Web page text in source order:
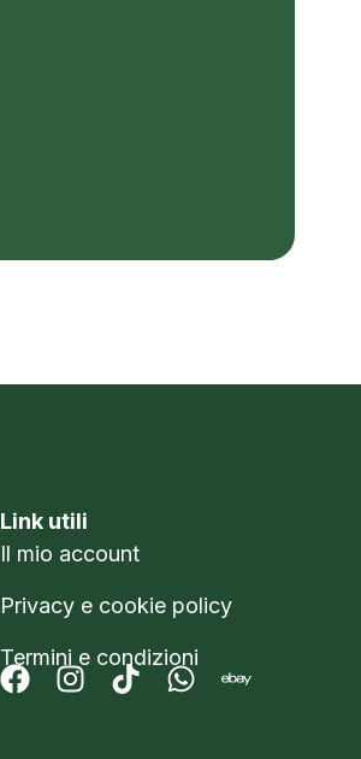
Link utili
Il mio account
Privacy e cookie policy
Termini e condizioni